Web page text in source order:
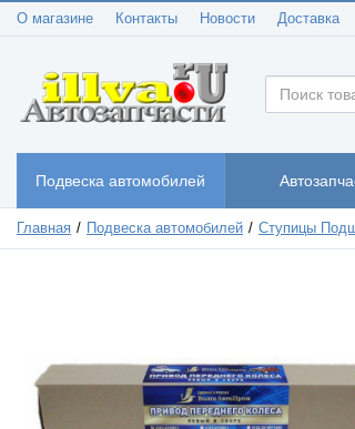
О магазине Контакты Новости Доставка
Подвеска автомобилей
Главная Подвеска автомобилей Ступицы